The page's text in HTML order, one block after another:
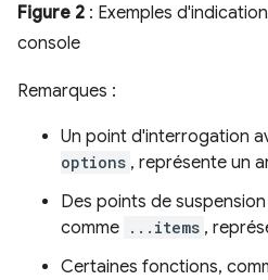
Figure 2 : Exemples
console
Remarques :
Un point d'interrogation
options , représente un
Des points de
comme ...items ,
Certaines fonctions,